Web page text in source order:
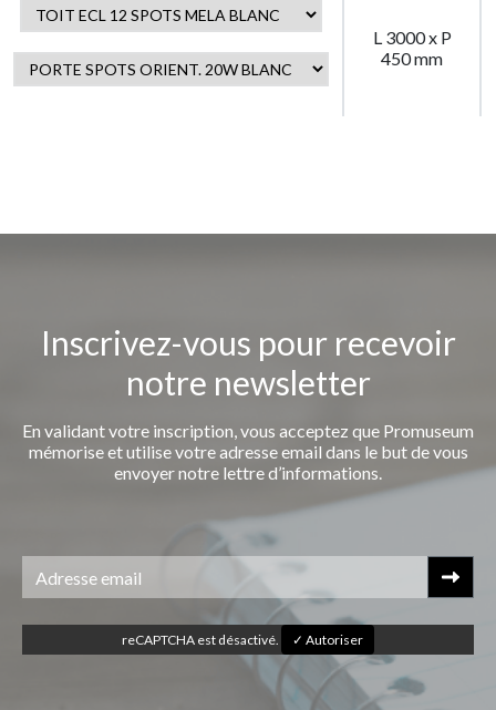
L 3000 x P
450 mm
Inscrivez-vous pour recevoir
notre newsletter
En validant votre inscription, vous acceptez que Promuseum
mémorise et utilise votre adresse email dans le but de vous
envoyer notre lettre d’informations.
reCAPTCHA est désactivé. ✓ Autoriser